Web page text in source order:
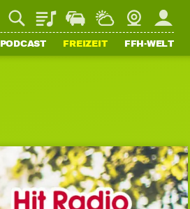
PlaylistStaupilotWetterWebcamMein
PODCAST FREIZEIT FFH-WELT